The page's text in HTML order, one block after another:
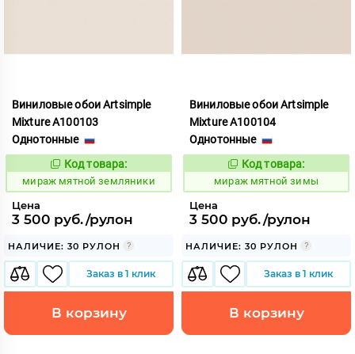
Виниловые обои Artsimple
Mixture A100103
Однотонные
992156
Код товара:
мираж мятной земляники
Цена
3 500 руб./рулон
НАЛИЧИЕ: 30 РУЛОН
Заказ в 1 клик
В корзину
Виниловые обои Artsimple
Mixture A100104
Однотонные
992157
Код товара:
мираж мятной зимы
Цена
3 500 руб./рулон
НАЛИЧИЕ: 30 РУЛОН
Заказ в 1 клик
В корзину